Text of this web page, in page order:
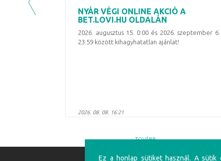
NYÁR VÉGI ONLINE AKCIÓ A
BET.LOVI.HU OLDALÁN
2026. augusztus 15. 0:00 és 2026. szeptember 6.
23:59 között kihagyhatatlan ajánlat!
2026. 08. 08. 16:21
TOVÁBB
Previous
Ez a honlap sütiket használ. A sütik